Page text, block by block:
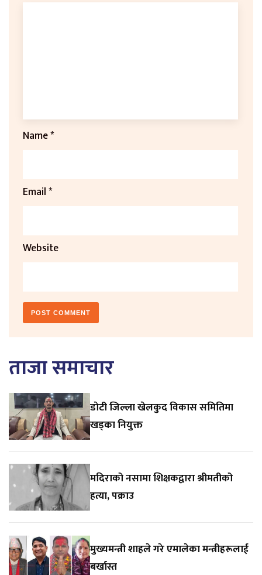
Name*
Email*
Website
ताजा समाचार
डाेटी जिल्ला खेलकुद विकास समितिमा
खड्का नियुक्त
मदिराको नसामा शिक्षकद्वारा श्रीमतीको
हत्या, पक्राउ
मुख्यमन्त्री शाहले गरे एमालेका मन्त्रीहरूलाई
बर्खास्त